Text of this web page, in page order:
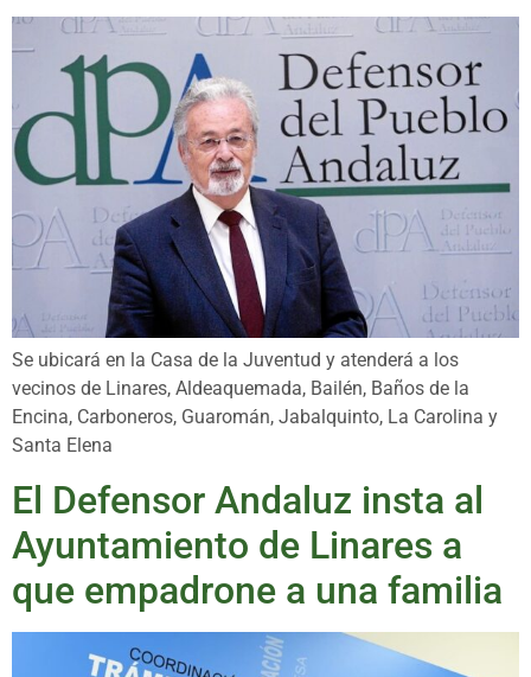
Se ubicará en la Casa de la Juventud y atenderá a los
vecinos de Linares, Aldeaquemada, Bailén, Baños de la
Encina, Carboneros, Guaromán, Jabalquinto, La Carolina y
Santa Elena
El Defensor Andaluz insta al
Ayuntamiento de Linares a
que empadrone a una familia